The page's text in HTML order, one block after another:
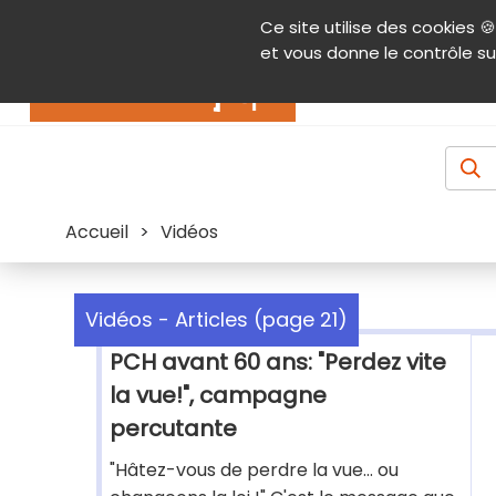
Ce site utilise des cookies 🍪
et vous donne le contrôle
Contenu Aide et accessibilité Menu
Accueil > Vidéos
Vidéos - Articles (page 21)
PCH avant 60 ans: "Perdez vite
la vue!", campagne
percutante
"Hâtez-vous de perdre la vue... ou